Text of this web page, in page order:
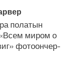
полатын
миром о
фотоончер-